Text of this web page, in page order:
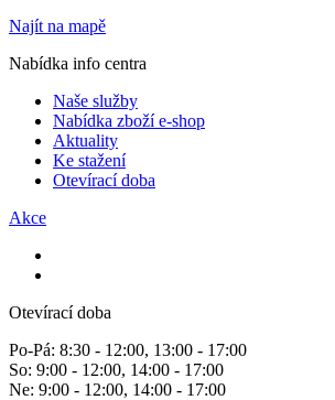
Najít na mapě
Nabídka info centra
Naše služby
Nabídka zboží e-shop
Aktuality
Ke stažení
Otevírací doba
Akce
Otevírací doba
Po-Pá: 8:30 - 12:00, 13:00 - 17:00
So: 9:00 - 12:00, 14:00 - 17:00
Ne: 9:00 - 12:00, 14:00 - 17:00